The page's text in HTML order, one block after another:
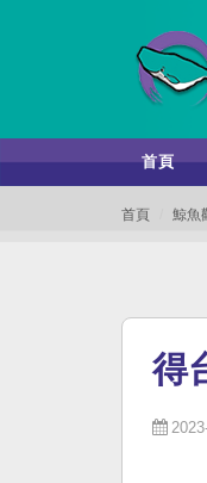
首頁
首頁 鯨魚
得